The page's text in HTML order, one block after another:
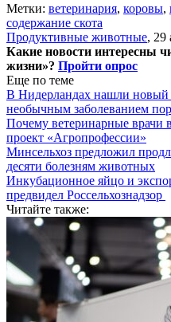
Метки: ветеринария, коровы,
содержание скота
Продуктивные животные, 29
Какие новости интересны
жизни»? Пройти опрос
Еще по теме
В Нидерландах нашли новый
необычным заболеванием
Почему ветеринарные врачи
проект «Агропрофессии»
Минсельхоз предложил
десяти болезням животных
Инкубационное яйцо и
предвидел Россельхознадзор
Читайте также: